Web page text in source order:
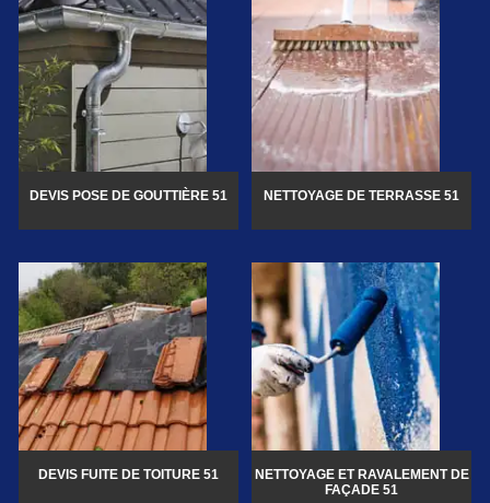
DEVIS POSE DE GOUTTIÈRE 51 NETTOYAGE DE TERRASSE 51
DEVIS FUITE DE TOITURE 51
NETTOYAGE ET RAVALEMENT DE
FAÇADE 51